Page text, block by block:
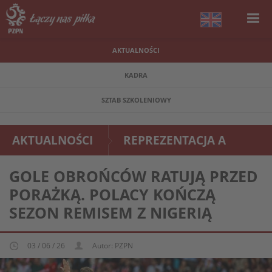
AKTUALNOŚCI
KADRA
SZTAB SZKOLENIOWY
AKTUALNOŚCI REPREZENTACJA A
GOLE OBROŃCÓW RATUJĄ PRZED
PORAŻKĄ. POLACY KOŃCZĄ
SEZON REMISEM Z NIGERIĄ
03 / 06 / 26 Autor: PZPN